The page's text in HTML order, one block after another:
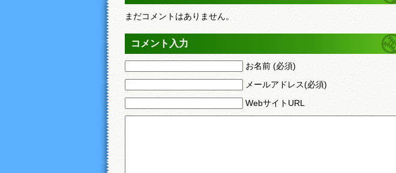
まだコメントはありません。
コメント入力
お名前 (必須)
メールアドレス(必須)
WebサイトURL